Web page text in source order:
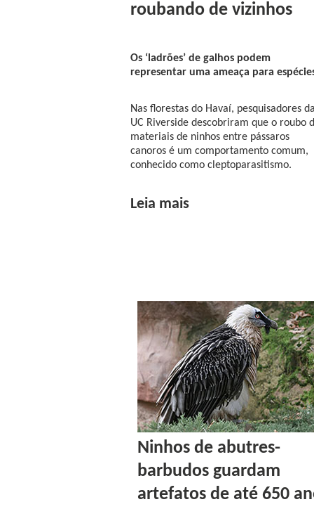
roubando de vizinhos
Os ‘ladrões’ de galhos podem
representar uma ameaça para
Nas florestas do Havaí, pesquisadores
UC Riverside descobriram que o roubo
materiais de ninhos entre pássaros
canoros é um comportamento comum,
conhecido como cleptoparasitismo.
Leia mais
Ninhos de abutres-
barbudos guardam
artefatos de até 650